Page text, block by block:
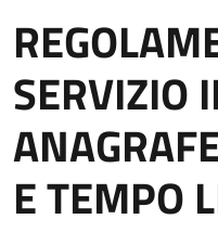
SERVIZIO
E TEMPO